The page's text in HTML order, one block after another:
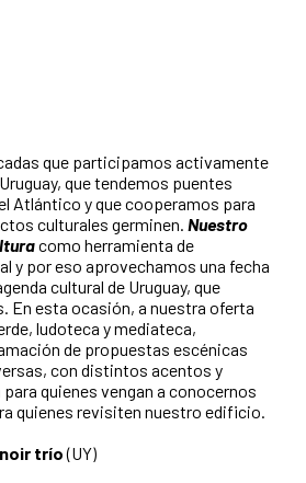
que participamos activamente
que tendemos puentes
Atlántico y que cooperamos para
culturales germinen. Nuestro
como herramienta de
y por eso aprovechamos una fecha
cultural de Uruguay, que
En esta ocasión, a nuestra oferta
ludoteca y mediateca,
de propuestas escénicas
con distintos acentos y
quienes vengan a conocernos
quienes revisiten nuestro edificio.
trío(UY)